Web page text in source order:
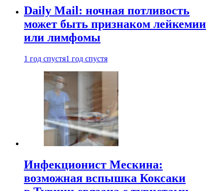
Daily Mail: ночная потливость
может быть признаком лейкемии
или лимфомы
1 год спустя1 год спустя
Инфекционист Мескина:
возможная вспышка Коксаки